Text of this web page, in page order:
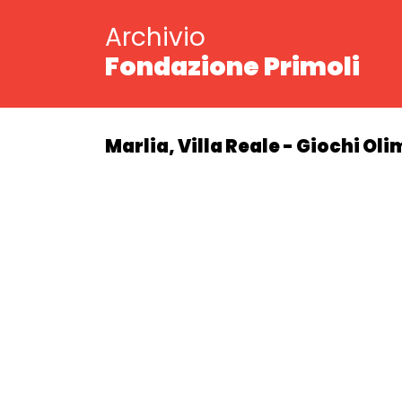
Archivio
Fondazione Primoli
Marlia, Villa Reale - Giochi